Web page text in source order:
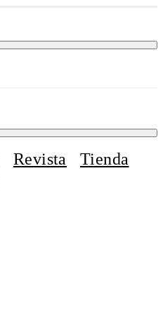
Revista
Tienda